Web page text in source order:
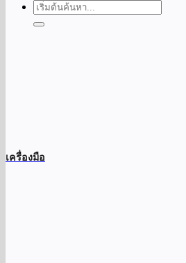
ค้นหา:
เครื่องมือ